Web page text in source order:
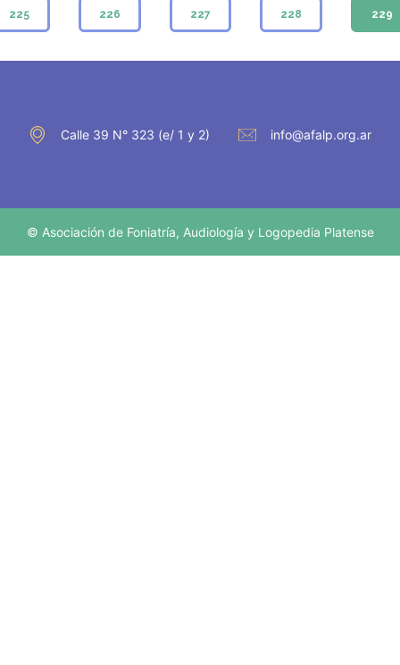
225 226 227 228 229
Calle 39 N° 323 (e/ 1 y 2) info@afalp.org.ar
© Asociación de Foniatría, Audiología y Logopedia Platense